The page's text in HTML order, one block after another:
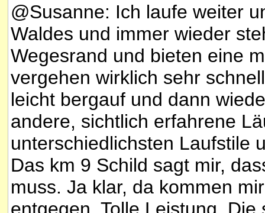
@Susanne: Ich laufe weiter
Waldes und immer wieder
Wegesrand und bieten eine
vergehen wirklich sehr
leicht bergauf und dann
andere, sichtlich erfahrene
unterschiedlichsten Laufstile
Das km 9 Schild sagt mir,
muss. Ja klar, da kommen